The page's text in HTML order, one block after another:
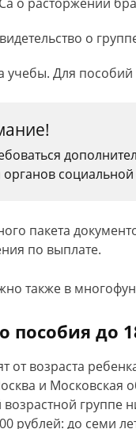
о
учебы. Для пособий
органов
пакета
по выплате.
также в
пособия до
от возраста
и Московская
группе
рублей: до семи